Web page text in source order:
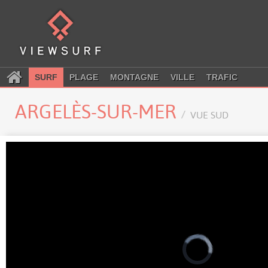
SURF PLAGE MONTAGNE VILLE TRAFIC
ARGELÈS-SUR-MER VUE SUD